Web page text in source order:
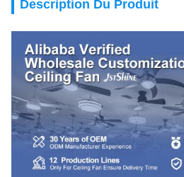
Description Du Produit